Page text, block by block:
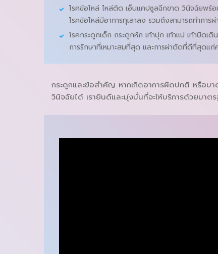
โรคข้อไหล่ ไหล่ติด เอ็นแคปซูลฉีกขาด วินิจฉัยพร้
โรคข้อไหล่มีอาการทุเลาลง รวมถึงสามารถทำกา
โรคกระดูกเด็ก กระดูกหัก เท้าปุก เท้าแป เท้าบิดเ
การรักษาที่เหมาะสมที่สุด และการผ่าตัดที่ดีที่สุด
กระดูกและข้อสำคัญ หากเกิดอาการผิดปกติ หรือบา
วินิจฉัยได้ เรายินดีและมุ่งมั่นที่จะให้บริการด้วยมา